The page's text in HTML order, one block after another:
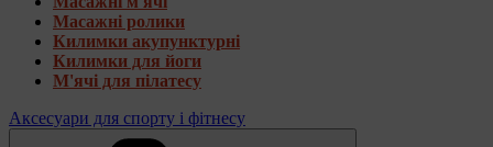
Масажні ролики
Килимки акупунктурні
Килимки для йоги
М'ячі для пілатесу
Аксесуари для спорту і фітнесу